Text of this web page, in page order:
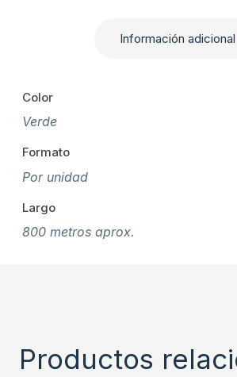
Información adicional
Color
Verde
Formato
Por unidad
Largo
800 metros aprox.
Productos